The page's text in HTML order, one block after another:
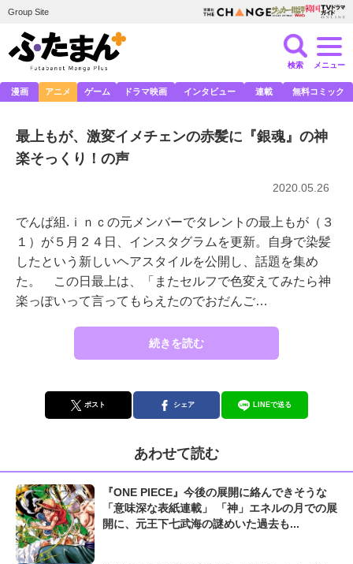
Group Site
検索 メニュー
漫画 アニメ ゲーム ドラマ映画 インタビュー 連載 無料コミック
最上もが、激変イメチェンの赤髪に『銀魂』の神
楽そっくり！の声
2020.05.26
でんぱ組.ｉｎｃの元メンバーでタレントの最上もが（３
１）が５月２４日、インスタグラムを更新。自身で染髪
したという新しいヘアスタイルを公開し、話題を集め
た。 この日最上は、「またセルフで色変えてみたら神
楽っぽいって言ってもらえたのでおだんご…
続きを読む
ポスト シェア LINEで送る
あわせて読む
『ONE PIECE』今後の展開に絡んできそうな
「意味深な表紙連載」 「神」エネルの月での展
開に、元王下七武海の謎めいた過去も...